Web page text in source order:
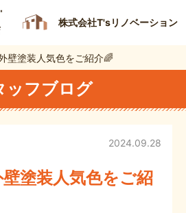
株式会社T'sリノベーション
壁塗装人気色をご紹介🌈
ッフブログ
塗装人気色をご紹
2024.09.28